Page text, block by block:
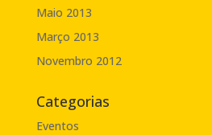
Maio 2013
Março 2013
Novembro 2012
Categorias
Eventos